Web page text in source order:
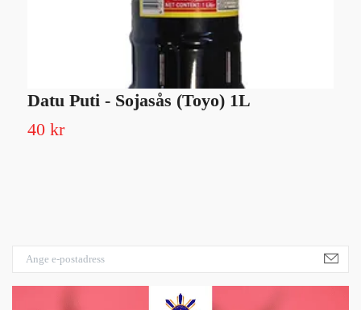
Datu Puti - Sojasås (Toyo) 1L
40 kr